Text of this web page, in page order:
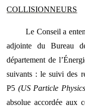
COLLISIONNEURS
Le Conseil a
adjointe du Bureau
département de
suivants : le suivi des
P5 (US Particle
absolue accordée aux